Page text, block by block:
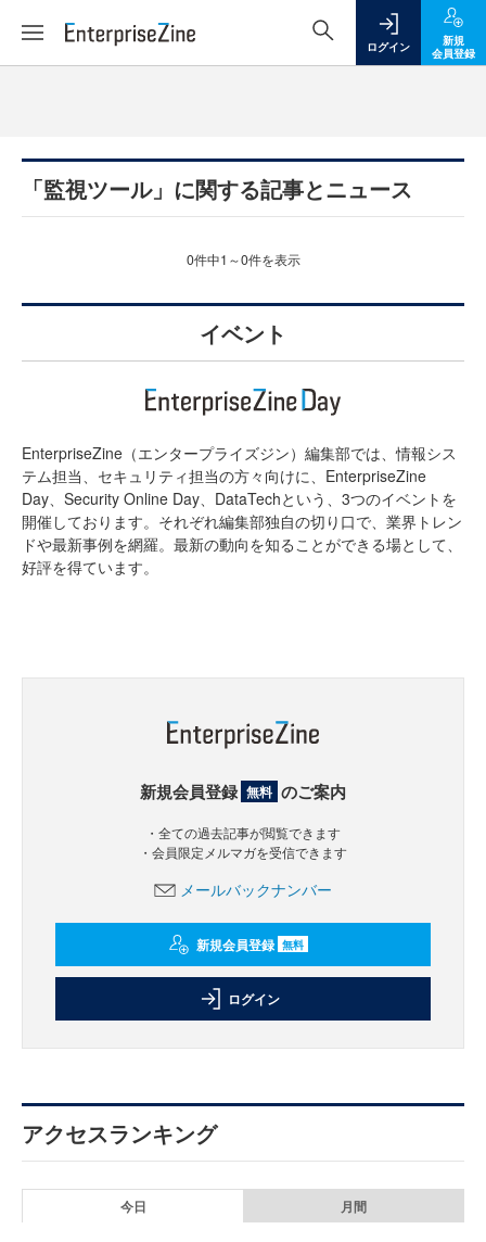
ログイン
新規
会員登録
「監視ツール」に関する記事とニュース
0件中1～0件を表示
イベント
EnterpriseZine（エンタープライズジン）編集部では、情報シス
テム担当、セキュリティ担当の方々向けに、EnterpriseZine
Day、Security Online Day、DataTechという、3つのイベントを
開催しております。それぞれ編集部独自の切り口で、業界トレン
ドや最新事例を網羅。最新の動向を知ることができる場として、
好評を得ています。
新規会員登録 無料 のご案内
・全ての過去記事が閲覧できます
・会員限定メルマガを受信できます
メールバックナンバー
新規会員登録 無料
ログイン
アクセスランキング
今日 月間